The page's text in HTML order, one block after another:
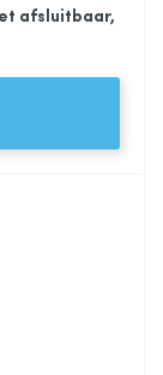
afsluitbaar,